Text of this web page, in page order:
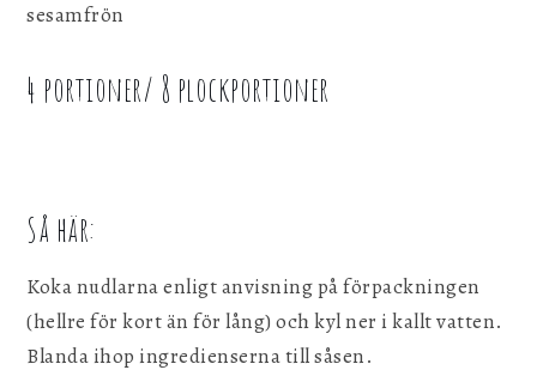
sesamfrön
4 portioner/ 8 plockportioner
Så här:
Koka nudlarna enligt anvisning på förpackningen
(hellre för kort än för lång) och kyl ner i kallt vatten.
Blanda ihop ingredienserna till såsen.